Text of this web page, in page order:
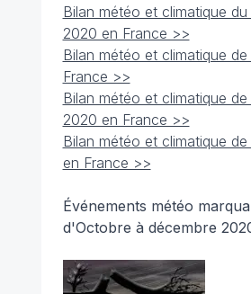
Bilan météo et climatique du
2020 en France >>
Bilan météo et climatique
France >>
Bilan météo et climatique
2020 en France >>
Bilan météo et climatique
en France >>
Événements météo
d'Octobre à décembre